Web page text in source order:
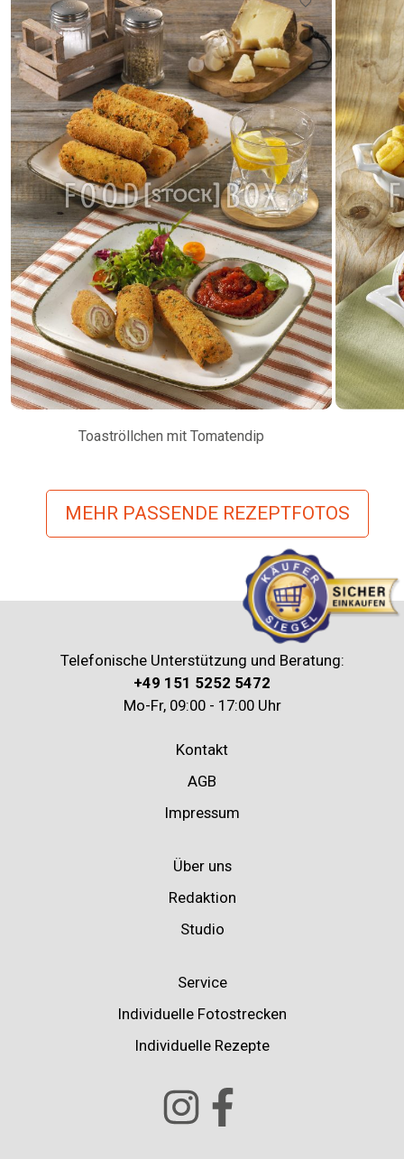
Toaströllchen mit Tomatendip
MEHR PASSENDE REZEPTFOTOS
Telefonische Unterstützung und Beratung:
+49 151 5252 5472
Mo-Fr, 09:00 - 17:00 Uhr
Kontakt
AGB
Impressum
Über uns
Redaktion
Studio
Service
Individuelle Fotostrecken
Individuelle Rezepte